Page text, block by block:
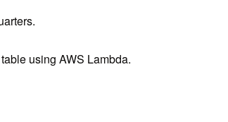
using AWS Lambda.